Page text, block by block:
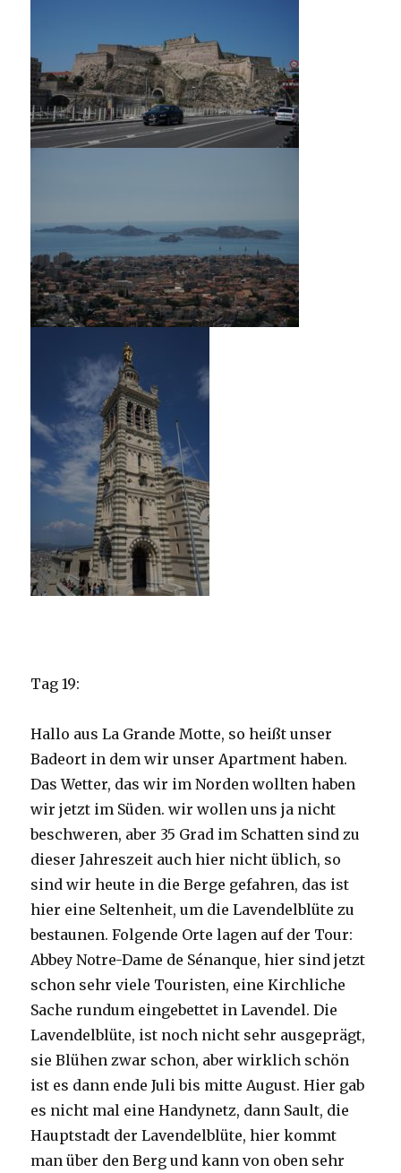
Tag 19:
Hallo aus La Grande Motte, so heißt unser
Badeort in dem wir unser Apartment haben.
Das Wetter, das wir im Norden wollten haben
wir jetzt im Süden. wir wollen uns ja nicht
beschweren, aber 35 Grad im Schatten sind zu
dieser Jahreszeit auch hier nicht üblich, so
sind wir heute in die Berge gefahren, das ist
hier eine Seltenheit, um die Lavendelblüte zu
bestaunen. Folgende Orte lagen auf der Tour:
Abbey Notre-Dame de Sénanque, hier sind jetzt
schon sehr viele Touristen, eine Kirchliche
Sache rundum eingebettet in Lavendel. Die
Lavendelblüte, ist noch nicht sehr ausgeprägt,
sie Blühen zwar schon, aber wirklich schön
ist es dann ende Juli bis mitte August. Hier gab
es nicht mal eine Handynetz, dann Sault, die
Hauptstadt der Lavendelblüte, hier kommt
man über den Berg und kann von oben sehr